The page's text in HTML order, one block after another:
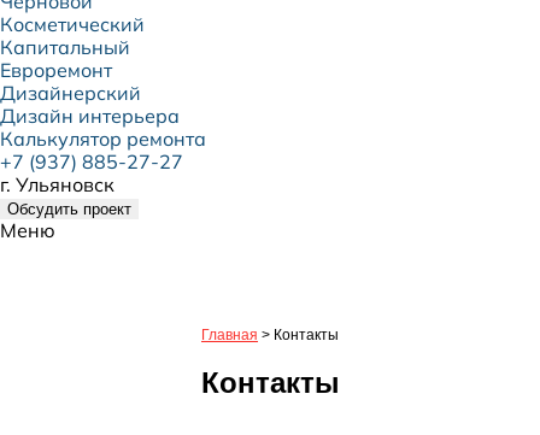
Косметический
Капитальный
Евроремонт
Дизайнерский
Дизайн интерьера
Калькулятор ремонта
+7 (937) 885-27-27
г. Ульяновск
Обсудить проект
Меню
Главная > Контакты
Контакты